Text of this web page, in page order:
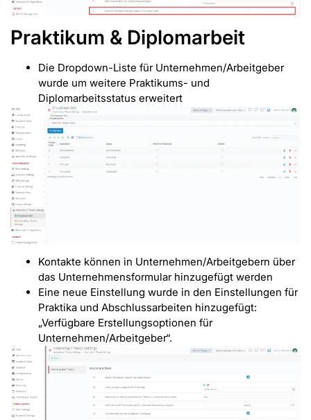
Praktikum & Diplomarbeit
Die Dropdown-Liste für Unternehmen/Arbeitgeber
wurde um weitere Praktikums- und
Diplomarbeitsstatus erweitert
Kontakte können in Unternehmen/Arbeitgebern über
das Unternehmensformular hinzugefügt werden
Eine neue Einstellung wurde in den Einstellungen für
Praktika und Abschlussarbeiten hinzugefügt:
„Verfügbare Erstellungsoptionen für
Unternehmen/Arbeitgeber“.